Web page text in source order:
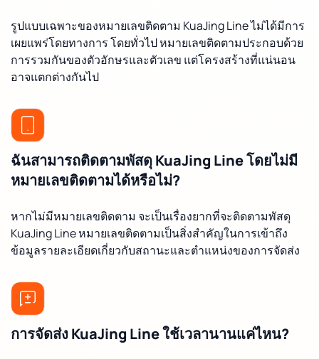
รูปแบบเฉพาะของหมายเลขติดตาม KuaJing Line ไม่ได้มีการ
เผยแพร่โดยทางการ โดยทั่วไป หมายเลขติดตามประกอบด้วย
การรวมกันของตัวอักษรและตัวเลข แต่โครงสร้างที่แน่นอน
อาจแตกต่างกันไป
ฉันสามารถติดตามพัสดุ KuaJing Line โดยไม่มี
หมายเลขติดตามได้หรือไม่?
หากไม่มีหมายเลขติดตาม จะเป็นเรื่องยากที่จะติดตามพัสดุ
KuaJing Line หมายเลขติดตามเป็นสิ่งสำคัญในการเข้าถึง
ข้อมูลรายละเอียดเกี่ยวกับสถานะและตำแหน่งของการจัดส่ง
การจัดส่ง KuaJing Line ใช้เวลานานแค่ไหน?